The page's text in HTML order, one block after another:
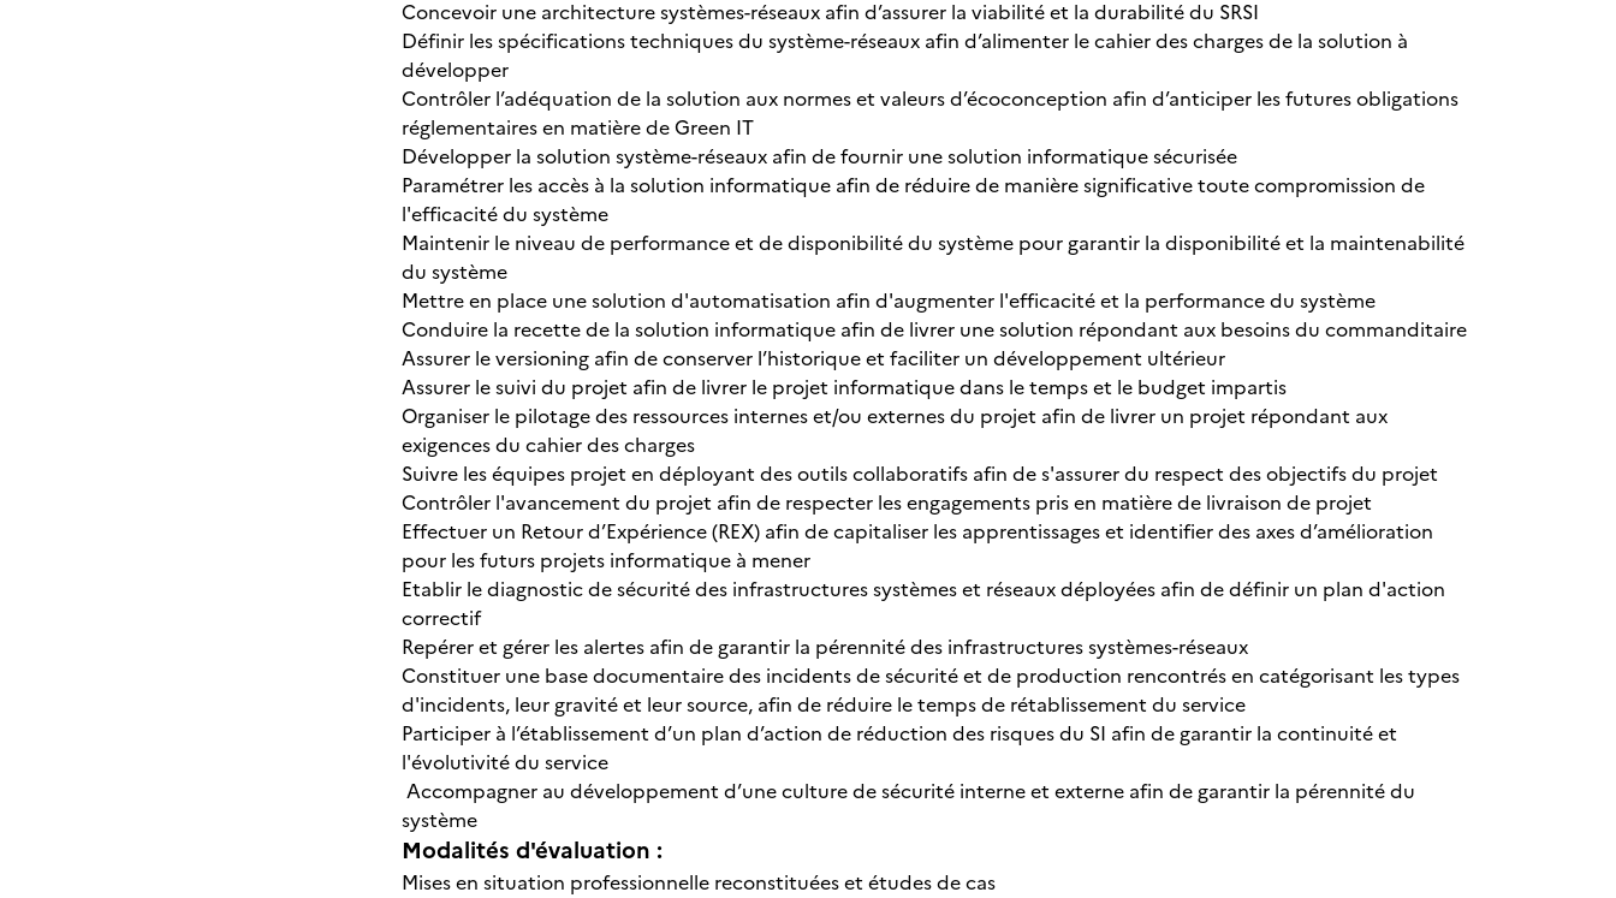
Concevoir une architecture systèmes-réseaux afin d’assurer la viabilité et la durabilité du SRSI
Définir les spécifications techniques du système-réseaux afin d’alimenter le cahier des charges de la solution à
développer
Contrôler l’adéquation de la solution aux normes et valeurs d’écoconception afin d’anticiper les futures obligations
réglementaires en matière de Green IT
Développer la solution système-réseaux afin de fournir une solution informatique sécurisée
Paramétrer les accès à la solution informatique afin de réduire de manière significative toute compromission de
l'efficacité du système
Maintenir le niveau de performance et de disponibilité du système pour garantir la disponibilité et la maintenabilité
du système
Mettre en place une solution d'automatisation afin d'augmenter l'efficacité et la performance du système
Conduire la recette de la solution informatique afin de livrer une solution répondant aux besoins du commanditaire
Assurer le versioning afin de conserver l’historique et faciliter un développement ultérieur
Assurer le suivi du projet afin de livrer le projet informatique dans le temps et le budget impartis
Organiser le pilotage des ressources internes et/ou externes du projet afin de livrer un projet répondant aux
exigences du cahier des charges
Suivre les équipes projet en déployant des outils collaboratifs afin de s'assurer du respect des objectifs du projet
Contrôler l'avancement du projet afin de respecter les engagements pris en matière de livraison de projet
Effectuer un Retour d’Expérience (REX) afin de capitaliser les apprentissages et identifier des axes d’amélioration
pour les futurs projets informatique à mener
Etablir le diagnostic de sécurité des infrastructures systèmes et réseaux déployées afin de définir un plan d'action
correctif
Repérer et gérer les alertes afin de garantir la pérennité des infrastructures systèmes-réseaux
Constituer une base documentaire des incidents de sécurité et de production rencontrés en catégorisant les types
d'incidents, leur gravité et leur source, afin de réduire le temps de rétablissement du service
Participer à l’établissement d’un plan d’action de réduction des risques du SI afin de garantir la continuité et
l'évolutivité du service
Accompagner au développement d’une culture de sécurité interne et externe afin de garantir la pérennité du
système
Modalités d'évaluation :
Mises en situation professionnelle reconstituées et études de cas